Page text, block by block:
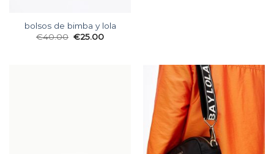
bolsos de bimba y lola
€40.00 €25.00